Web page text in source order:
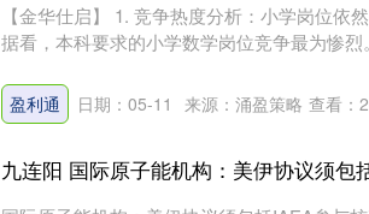
【金华仕启】 1. 竞争热度分析：小学岗位依
据看，本科要求的小学数学岗位竞争最为惨
盈利通 日期：05-11 来源：涌盈策略 查看：
九连阳 国际原子能机构：美伊协议须包